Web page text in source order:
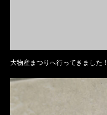
大物産まつりへ行ってきました！